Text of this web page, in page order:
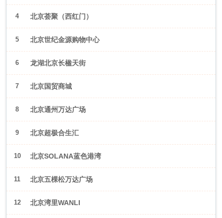
4 北京荟聚（西红门）
5 北京世纪金源购物中心
6 龙湖北京长楹天街
7 北京国贸商城
8 北京通州万达广场
9 北京超极合生汇
10 北京SOLANA蓝色港湾
11 北京五棵松万达广场
12 北京湾里WANLI